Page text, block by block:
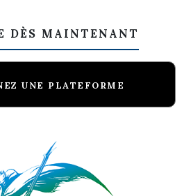
DÈS MAINTENANT
UNE PLATEFORME